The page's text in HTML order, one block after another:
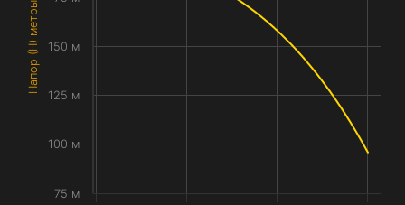
Напор (H) метры
75 м
100 м
125 м
150 м